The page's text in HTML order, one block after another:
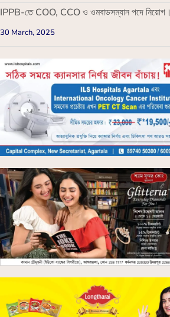
IPPB-তে COO, CCO ও ওমবাডসম্যান পদে নিয়োগ।
30 March, 2025